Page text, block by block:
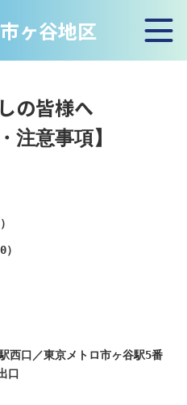
ヶ谷地区
らせ
の皆様へ
注意事項】
西口／東京メトロ市ヶ谷駅5番
口